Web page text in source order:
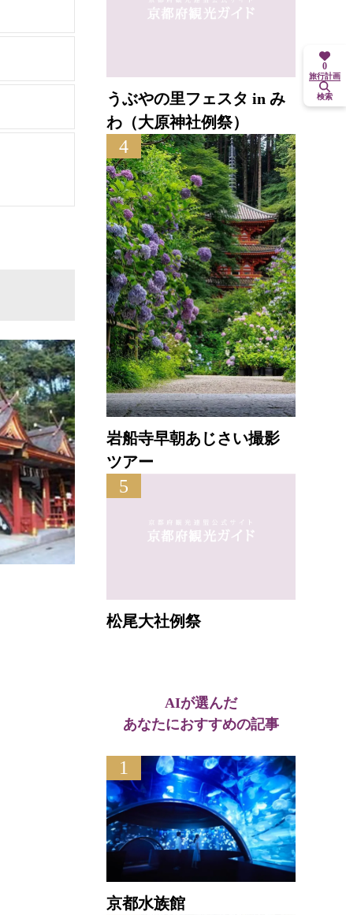
うぶやの里フェスタ in み
わ（大原神社例祭）
4
岩船寺早朝あじさい撮影
ツアー
5
松尾大社例祭
AIが選んだ
あなたにおすすめの記事
1
京都水族館
0
旅行計画
検索